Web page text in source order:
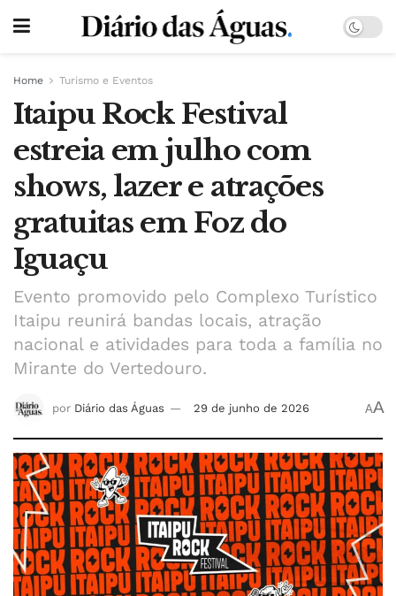
Home Turismo e Eventos
Itaipu Rock Festival
estreia em julho com
shows, lazer e atrações
gratuitas em Foz do
Iguaçu
Evento promovido pelo Complexo Turístico
Itaipu reunirá bandas locais, atração
nacional e atividades para toda a família no
Mirante do Vertedouro.
por Diário das Águas 29 de junho de 2026 AA